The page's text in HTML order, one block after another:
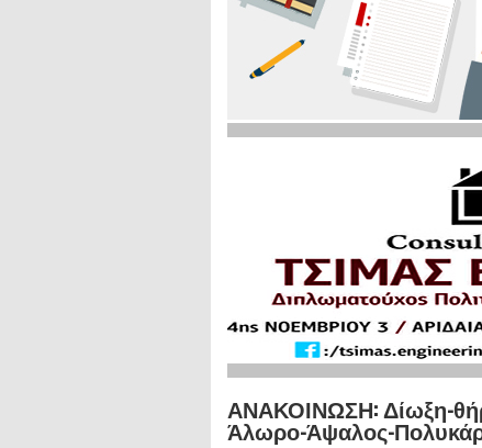
ΑΝΑΚΟΙΝΩΣΗ: Δίωξη-
Άλωρο-Άψαλος-